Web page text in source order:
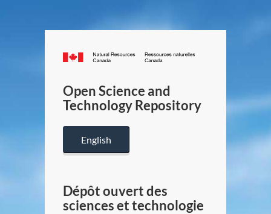
Canada.ca
/
Canada
Open Science and
Technology Repository
English
Dépôt ouvert des
sciences et technologie